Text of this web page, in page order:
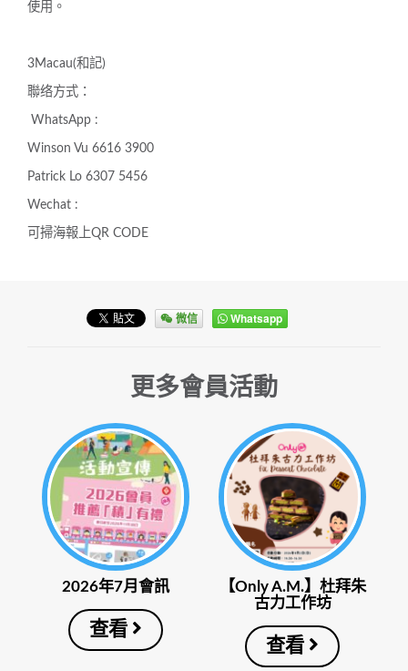
使用。
3Macau(和記)
聯络方式：
WhatsApp :
Winson Vu 6616 3900
Patrick Lo 6307 5456
Wechat :
可掃海報上QR CODE
微信 Whatsapp
更多會員活動
2026年7月會訊
查看
【Only A.M.】杜拜朱
古力工作坊
查看